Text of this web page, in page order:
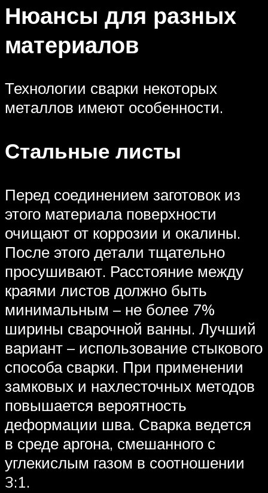
Нюансы для разных
материалов
Технологии сварки некоторых
металлов имеют особенности.
Стальные листы
Перед соединением заготовок из
этого материала поверхности
очищают от коррозии и окалины.
После этого детали тщательно
просушивают. Расстояние между
краями листов должно быть
минимальным – не более 7%
ширины сварочной ванны. Лучший
вариант – использование стыкового
способа сварки. При применении
замковых и нахлесточных методов
повышается вероятность
деформации шва. Сварка ведется
в среде аргона, смешанного с
углекислым газом в соотношении
3:1.